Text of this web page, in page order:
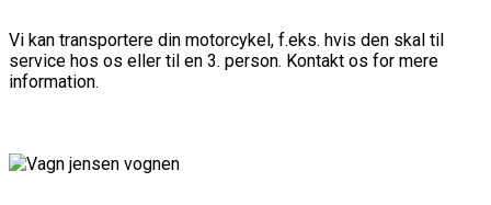
Vi kan transportere din motorcykel, f.eks. hvis den skal til
service hos os eller til en 3. person. Kontakt os for mere
information.